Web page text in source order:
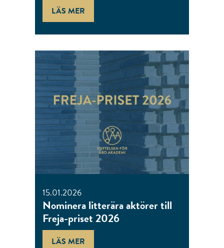
LÄS MER
15.01.2026
Nominera litterära aktörer till
Freja-priset 2026
LÄS MER